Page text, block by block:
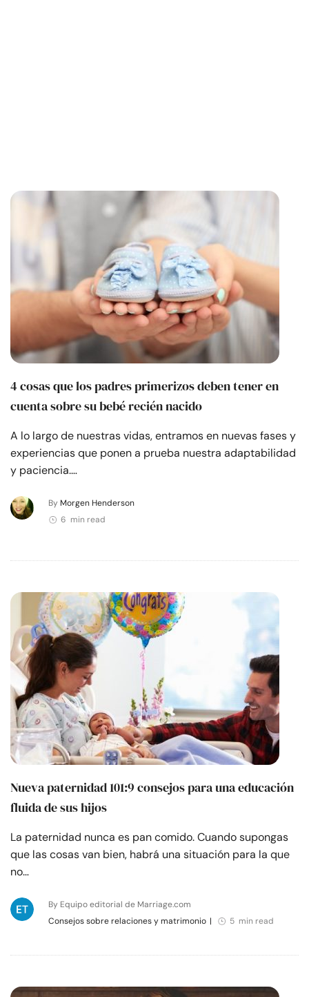
4 cosas que los padres primerizos deben tener en
cuenta sobre su bebé recién nacido
A lo largo de nuestras vidas, entramos en nuevas fases y
experiencias que ponen a prueba nuestra adaptabilidad
y paciencia.…
By Morgen Henderson
6 min read
Nueva paternidad 101:9 consejos para una educación
fluida de sus hijos
La paternidad nunca es pan comido. Cuando supongas
que las cosas van bien, habrá una situación para la que
no…
By Equipo editorial de Marriage.com
Consejos sobre relaciones y matrimonio | 5 min read